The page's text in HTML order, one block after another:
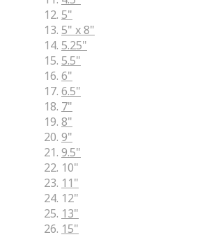
5"
5" x 8"
5.25"
5.5"
6"
6.5"
7"
8"
9"
9.5"
10"
11"
12"
13"
15"